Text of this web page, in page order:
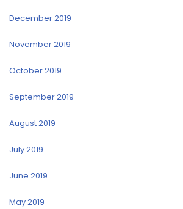
December 2019
November 2019
October 2019
September 2019
August 2019
July 2019
June 2019
May 2019